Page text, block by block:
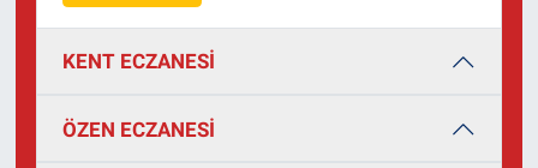
KENT ECZANESİ
ÖZEN ECZANESİ